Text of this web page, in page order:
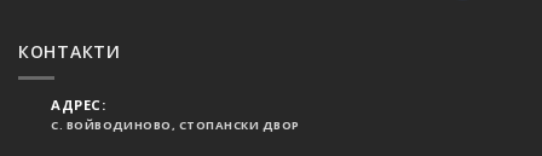
КОНТАКТИ
АДРЕС:
С. ВОЙВОДИНОВО, СТОПАНСКИ ДВОР